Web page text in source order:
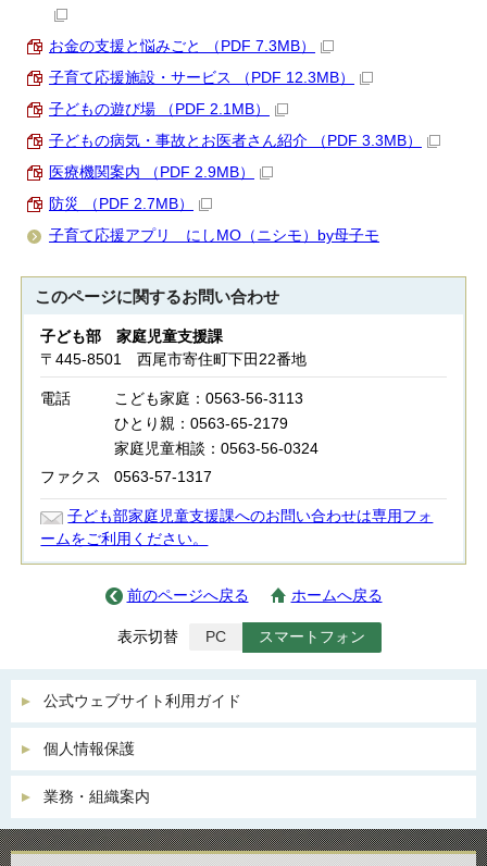
お金の支援と悩みごと （PDF 7.3MB）
子育て応援施設・サービス （PDF 12.3MB）
子どもの遊び場 （PDF 2.1MB）
子どもの病気・事故とお医者さん紹介 （PDF 3.3MB）
医療機関案内 （PDF 2.9MB）
防災 （PDF 2.7MB）
子育て応援アプリ にしMO（ニシモ）by母子モ
このページに関するお問い合わせ
子ども部 家庭児童支援課
〒445-8501 西尾市寄住町下田22番地
電話
こども家庭：0563-56-3113
ひとり親：0563-65-2179
家庭児童相談：0563-56-0324
ファクス
0563-57-1317
子ども部家庭児童支援課へのお問い合わせは専用フォ
ームをご利用ください。
前のページへ戻る ホームへ戻る
表示切替 PC スマートフォン
公式ウェブサイト利用ガイド
個人情報保護
業務・組織案内